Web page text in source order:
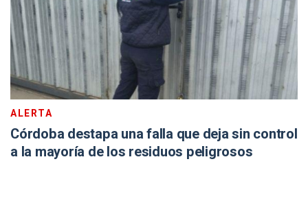
ALERTA
Córdoba destapa una falla que deja sin control
a la mayoría de los residuos peligrosos